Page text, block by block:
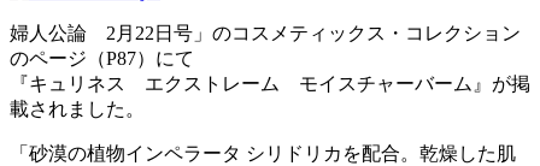
婦人公論 2月22日号」のコスメティックス・コレクション
のページ（P87）にて
『キュリネス エクストレーム モイスチャーバーム』が掲
載されました。
「砂漠の植物インペラータ シリドリカを配合。乾燥した肌